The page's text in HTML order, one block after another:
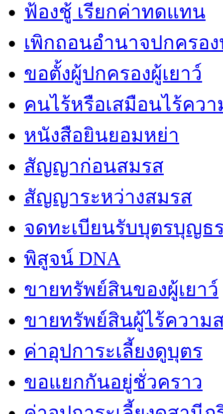
ฟ้องชู้ เรียกค่าทดแทน
เพิกถอนอำนาจปกครอ
ขอตั้งผู้ปกครองผู้เยาว์
คนไร้หรือเสมือนไร้คว
หนังสือยินยอมหย่า
สัญญาก่อนสมรส
สัญญาระหว่างสมรส
จดทะเบียนรับบุตรบุญธ
พิสูจน์ DNA
ขายทรัพย์สินของผู้เยาว์
ขายทรัพย์สินผู้ไร้ความ
ค่าอุปการะเลี้ยงดูบุตร
ขอแยกกันอยู่ชั่วคราว